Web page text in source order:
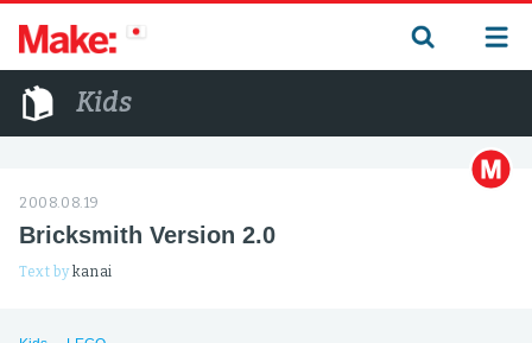
Kids
2008.08.19
Bricksmith Version 2.0
Text bykanai